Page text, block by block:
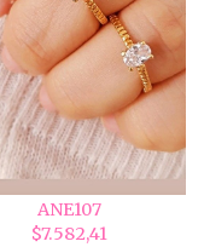
ANE107
$7.582,41